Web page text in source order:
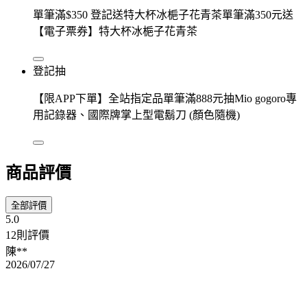
單筆滿$350 登記送特大杯冰梔子花青茶單筆滿350元送
【電子票券】特大杯冰梔子花青茶
登記抽
【限APP下單】全站指定品單筆滿888元抽Mio gogoro專
用記錄器、國際牌掌上型電鬍刀 (顏色隨機)
商品評價
全部評價
5.0
12則評價
陳**
2026/07/27